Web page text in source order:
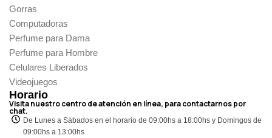
Gorras
Computadoras
Perfume para Dama
Perfume para Hombre
Celulares Liberados
Videojuegos
Horario
Visita nuestro centro de atención en línea, para contactarnos por
chat.
De Lunes a Sábados en el horario de 09:00hs a 18:00hs y Domingos de
09:00hs a 13:00hs